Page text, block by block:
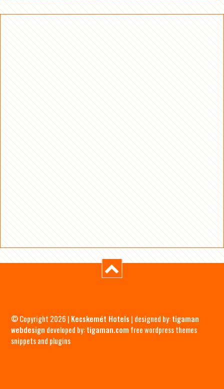
© Copyright 2026 | Kecskemét Hotels | designed by:tigaman
webdesign developed by:tigaman.com free wordpress themes
snippets and plugins